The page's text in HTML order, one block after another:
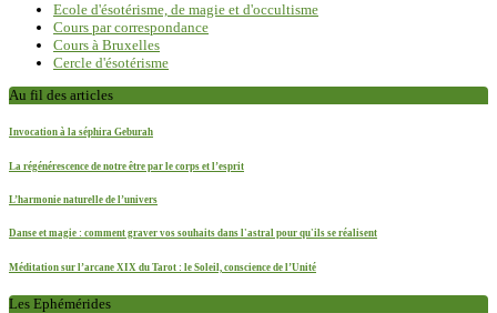
Ecole d'ésotérisme, de magie et d'occultisme
Cours par correspondance
Cours à Bruxelles
Cercle d'ésotérisme
Au fil des articles
Invocation à la séphira Geburah
La régénérescence de notre être par le corps et l’esprit
L’harmonie naturelle de l’univers
Danse et magie : comment graver vos souhaits dans l'astral pour qu'ils se réalisent
Méditation sur l’arcane XIX du Tarot : le Soleil, conscience de l’Unité
Les Ephémérides